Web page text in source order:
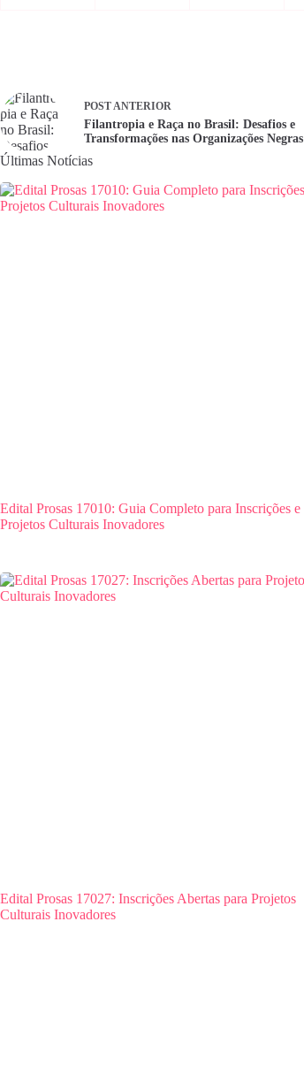
POSTANTERIOR
Filantropia e Raça no Brasil: Desafios e
Transformações nas Organizações Negras
Últimas Notícias
Edital Prosas 17010: Guia Completo para Inscrições e
Projetos Culturais Inovadores
Edital Prosas 17027: Inscrições Abertas para Projetos
Culturais Inovadores